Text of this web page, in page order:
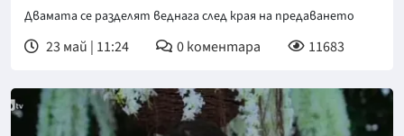
Двамата се разделят веднага след края на предаването
23 май | 11:24 0коментара 11683